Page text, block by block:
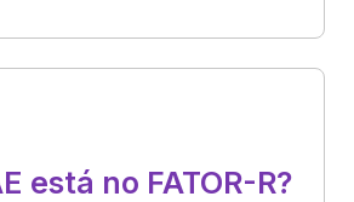
está no FATOR-R?